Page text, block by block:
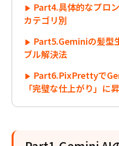
Part4.具体的なプロ
カテゴリ別
Part5.Geminiの髪型
ブル解決法
Part6.PixPrettyで
「完璧な仕上がり」に